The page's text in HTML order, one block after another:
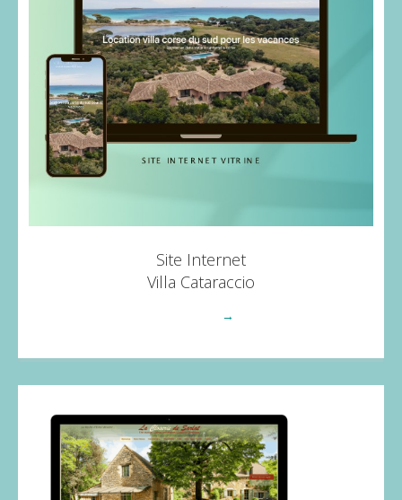
Site Internet
Villa Cataraccio
→